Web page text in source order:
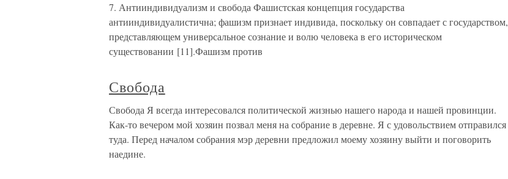
7. Антииндивидуализм и свобода Фашистская концепция государства
антииндивидуалистична; фашизм признает индивида, поскольку он совпадает с государством,
представляющем универсальное сознание и волю человека в его историческом
существовании [11].Фашизм против
Свобода
Свобода Я всегда интересовался политической жизнью нашего народа и нашей провинции.
Как-то вечером мой хозяин позвал меня на собрание в деревне. Я с удовольствием отправился
туда. Перед началом собрания мэр деревни предложил моему хозяину выйти и поговорить
наедине.